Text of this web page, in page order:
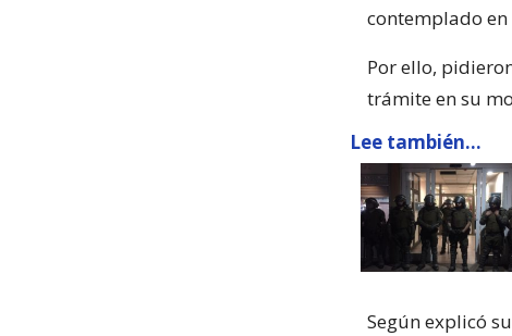
contemplado en
Por ello,
trámite en su
Lee también...
Según explicó